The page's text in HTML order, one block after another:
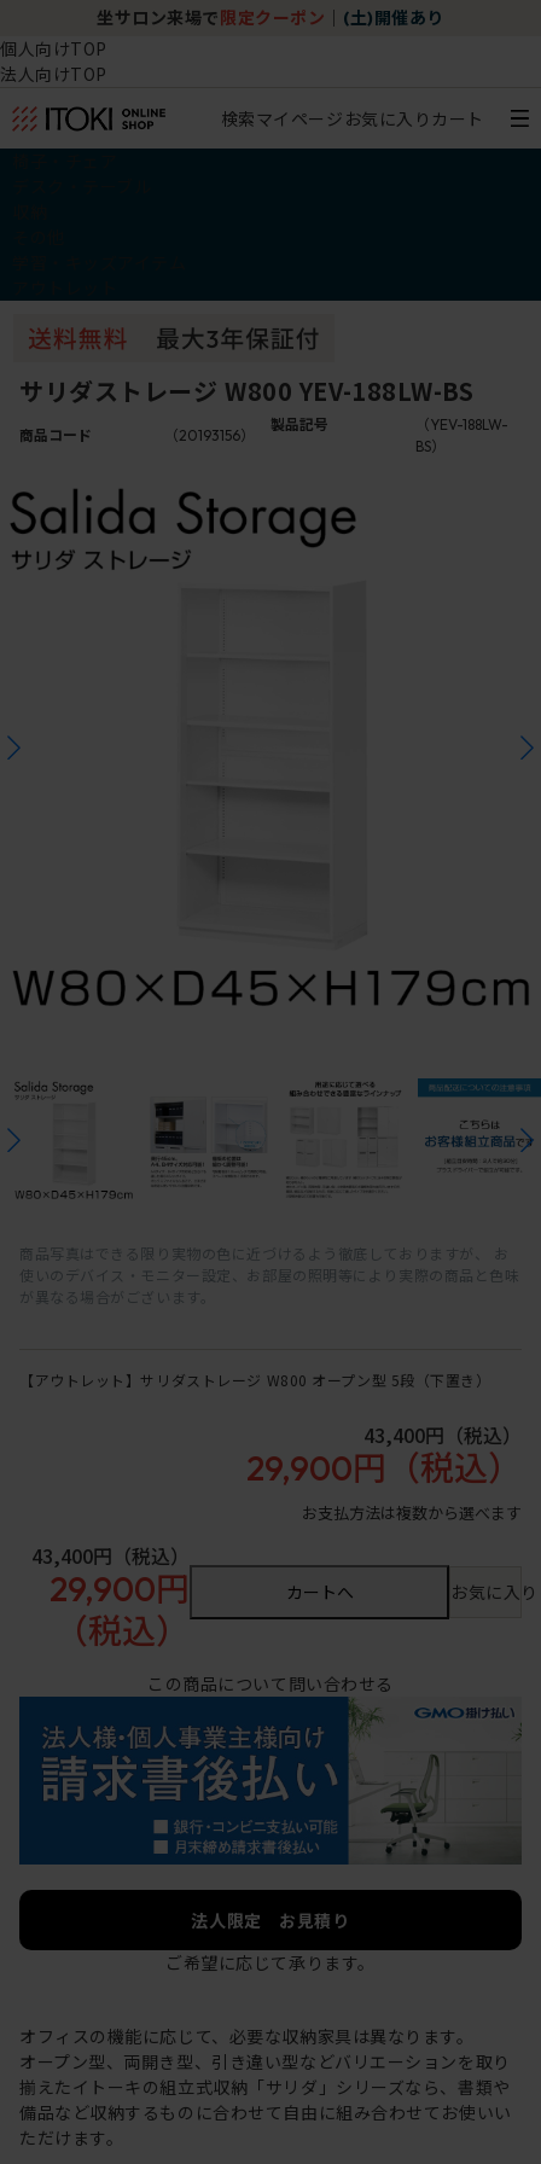
坐サロン来場で 限定クーポン (土)開催あり
個人向けTOP
法人向けTOP
検索マイページ お気に入り カート
サリダストレージ W800 YEV-188LW-BS
商品コード （20193156）
製品記号
（YEV-188LW-
BS）
商品写真はできる限り実物の色に近づけるよう徹底しておりますが、 お
使いのデバイス・モニター設定、お部屋の照明等により実際の商品と色味
が異なる場合がございます。
【アウトレット】サリダストレージ W800 オープン型 5段（下置き）
43,400円 （税込）
29,900円 （税込）
お支払方法は複数から選べます
43,400円 （税込）
29,900円
（税込）
カートへ お気に入
この商品について問い合わせる
法人限定 お見積り
ご希望に応じて承ります。
オフィスの機能に応じて、必要な収納家具は異なります。
オープン型、両開き型、引き違い型などバリエーションを取り
揃えたイトーキの組立式収納「サリダ」シリーズなら、書類や
備品など収納するものに合わせて自由に組み合わせてお使いい
ただけます。